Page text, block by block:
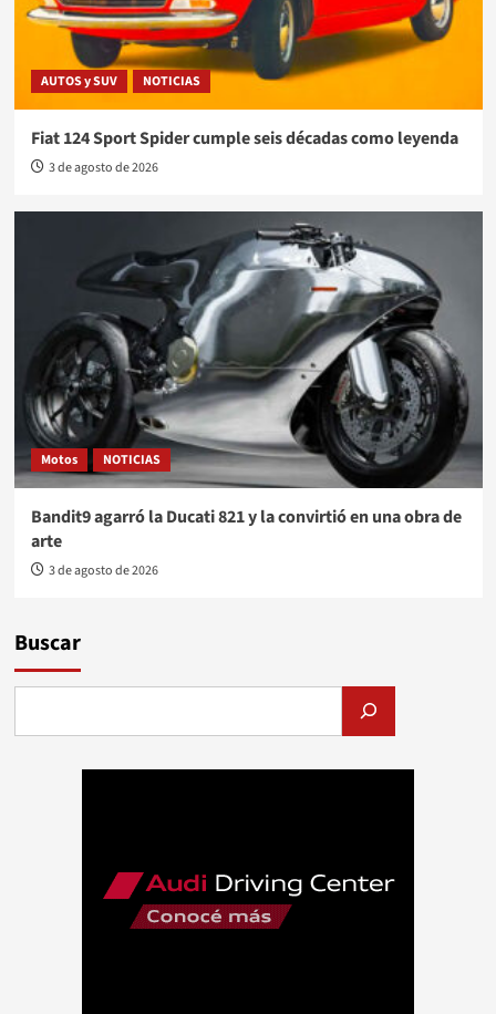
AUTOS y SUV NOTICIAS
Fiat 124 Sport Spider cumple seis décadas como leyenda
3 de agosto de 2026
Motos NOTICIAS
Bandit9 agarró la Ducati 821 y la convirtió en una obra de
arte
3 de agosto de 2026
Buscar